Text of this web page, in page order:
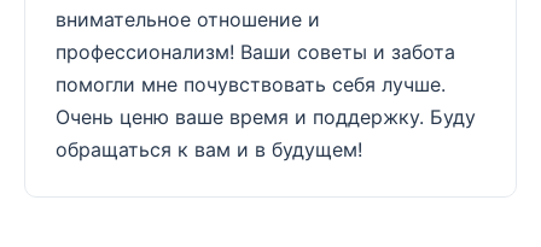
внимательное отношение и
профессионализм! Ваши советы и забота
помогли мне почувствовать себя лучше.
Очень ценю ваше время и поддержку. Буду
обращаться к вам и в будущем!